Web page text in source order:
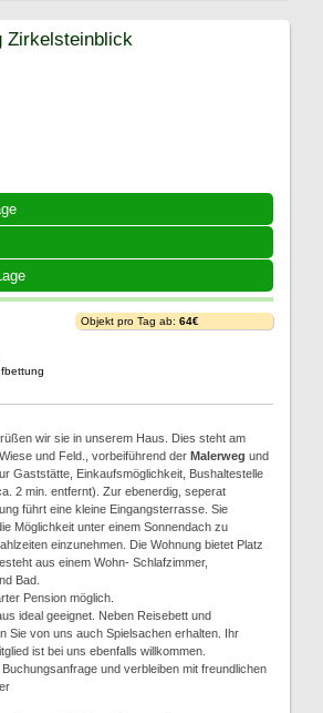
Zirkelsteinblick
Objekt pro Tag ab: 64€
wir sie in unserem Haus. Dies steht am
und Feld., vorbeiführend der Malerweg und
Gaststätte, Einkaufsmöglichkeit, Bushaltestelle
2 min. entfernt). Zur ebenerdig, seperat
führt eine kleine Eingangsterrasse. Sie
Möglichkeit unter einem Sonnendach zu
einzunehmen. Die Wohnung bietet Platz
aus einem Wohn- Schlafzimmer,
Bad.
Pension möglich.
ideal geeignet. Neben Reisebett und
Sie von uns auch Spielsachen erhalten. Ihr
ist bei uns ebenfalls willkommen.
und verbleiben mit freundlichen